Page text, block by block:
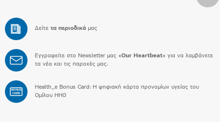
Δείτε τα περιοδικά μας
Εγγραφείτε στο Newsletter μας «Our Heartbeat» για να λαμβάνετε
τα νέα και τις παροχές μας.
BONUS
CARD
Health_e Bonus Card: H ψηφιακή κάρτα προνομίων υγείας του
Ομίλου HHG